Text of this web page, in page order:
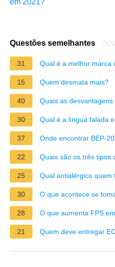
Questões semelhantes
31 Qual é a melhor marca
15 Quem desmata mais?
40 Quais as
30 Qual é a língua falada
37 Onde encontrar BEP-
22 Quais são os três tipos
25 Qual antialérgico
30 O que acontece se
28 O que aumenta FPS
21 Quem deve entregar